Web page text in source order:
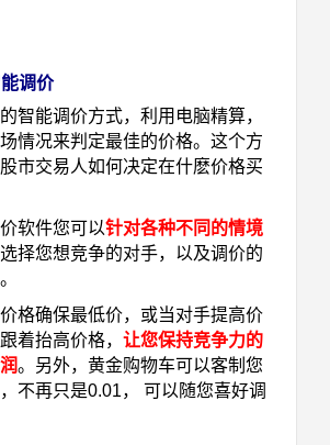
调价
智能调价方式，利用电脑精算，
情况来判定最佳的价格。 这个方
市交易人如何决定在什麽价格买
软件您可以针对各种不同的情境
择您想竞争的对手，以及调价的
格确保最低价，或当对手提高价
着抬高价格， 让您保持竞争力的
。另外，黄金购物车可以客制您
不再只是0.01， 可以随您喜好调